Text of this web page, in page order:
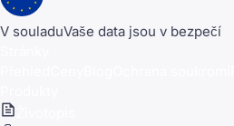
V souladuVaše data jsou v bezpečí